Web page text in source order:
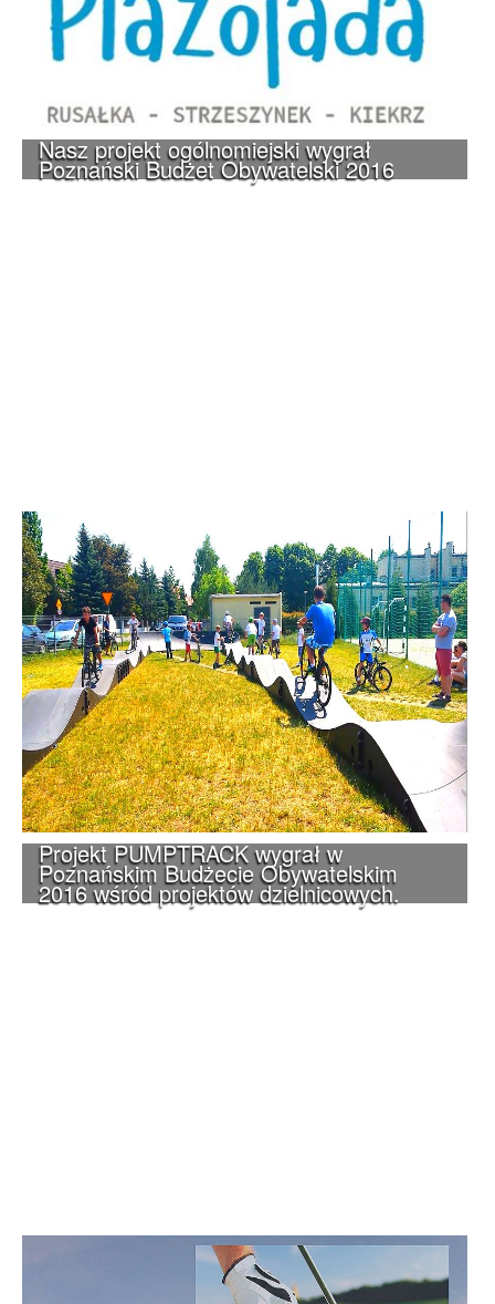
Nasz projekt ogólnomiejski wygrał
Poznański Budżet Obywatelski 2016
Projekt PUMPTRACK wygrał w
Poznańskim Budżecie Obywatelskim
2016 wśród projektów dzielnicowych.